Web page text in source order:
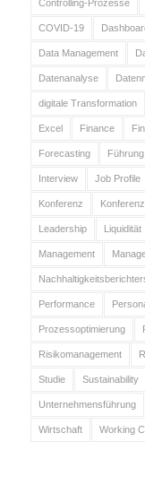
Controlling-Prozesse
COVID-19
Data Management
Datenanalyse
digitale Transformation
Excel Finance
Forecasting Führung
Interview Job Profile
Konferenz
Leadership Liquidität
Management
Performance
Prozessoptimierung
Risikomanagement
Studie Sustainability
Unternehmensführung
Wirtschaft Working